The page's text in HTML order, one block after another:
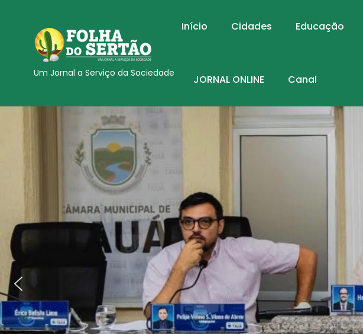
Um Jornal a Serviço da Sociedade
Início Cidades Educação
JORNAL ONLINE Canal